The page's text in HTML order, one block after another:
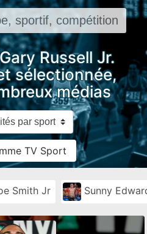
Russell Jr.
sélectionnée,
médias
TV Sport
Smith Jr Sunny